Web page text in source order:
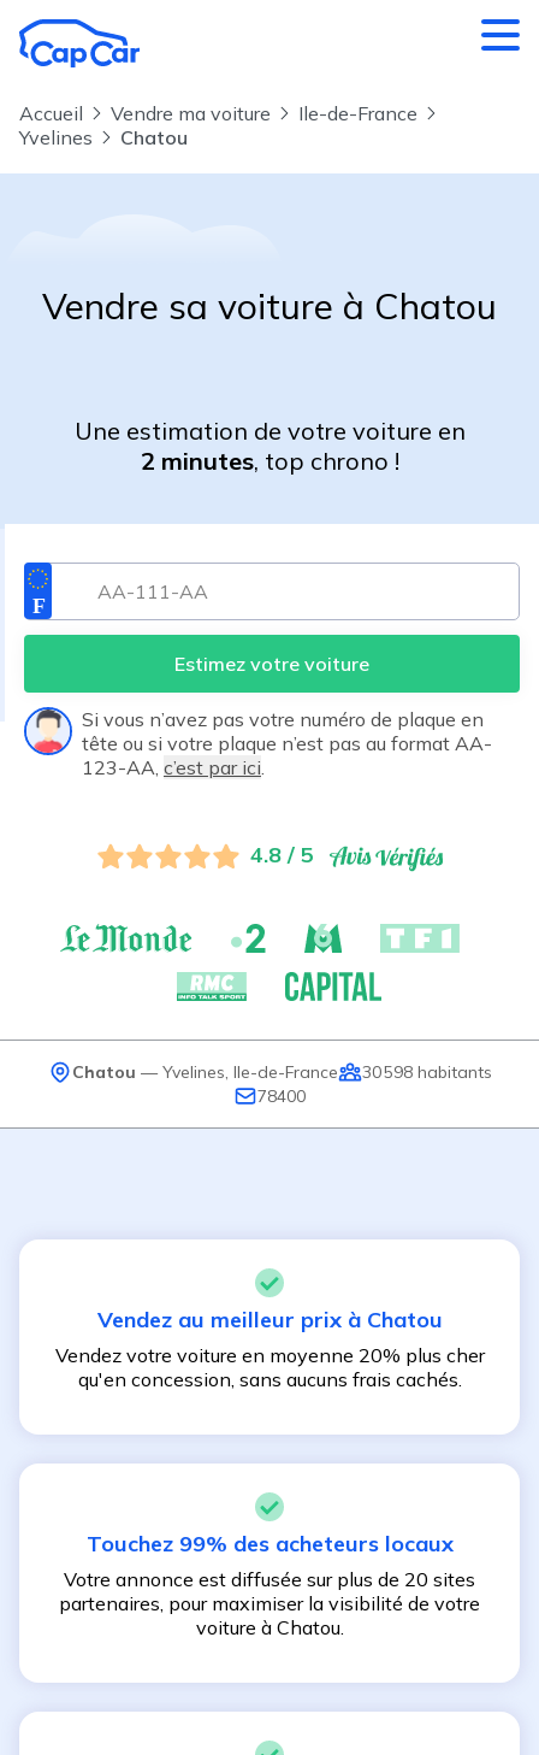
Accueil Vendre ma voiture
Ile-de-France
Yvelines
Chatou
Vendre sa voiture à Chatou
Une estimation de votre voiture en
2 minutes, top chrono !
Estimez votre voiture
Si vous n’avez pas votre numéro de plaque en
tête ou si votre plaque n’est pas au format AA-
123-AA, c’est par ici
4.8 / 5
Chatou — Yvelines Ile-de-France 30 598habitants
78400
Vendez au meilleur prix à Chatou
Vendez votre voiture en moyenne 20% plus cher
qu'en concession, sans aucuns frais cachés.
Touchez 99% des acheteurs locaux
Votre annonce est diffusée sur plus de 20 sites
partenaires, pour maximiser la visibilité de votre
voiture à Chatou.